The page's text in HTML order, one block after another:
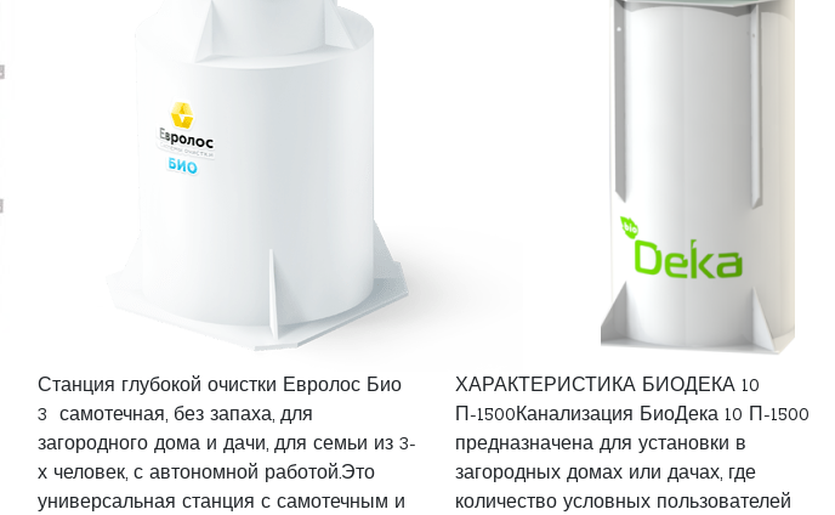
Станция глубокой очистки Евролос Био
3 самотечная, без запаха, для
загородного дома и дачи, для семьи из 3-
х человек, с автономной работой.Это
универсальная станция с самотечным и
ХАРАКТЕРИСТИКА БИОДЕКА 10
П-1500Канализация БиоДека 10 П-1500
предназначена для установки в
загородных домах или дачах, где
количество условных пользователей